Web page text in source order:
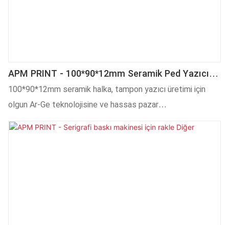
APM PRINT - 100*90*12mm Seramik Ped Yazıcı
Halkası Diğer
100*90*12mm seramik halka, tampon yazıcı üretimi için
olgun Ar-Ge teknolojisine ve hassas pazar
konumlandırmasına ve ayrıca yıllarca süren özenli
araştırmalara dayanmaktadır. Ayrıca, müşterilerin özel